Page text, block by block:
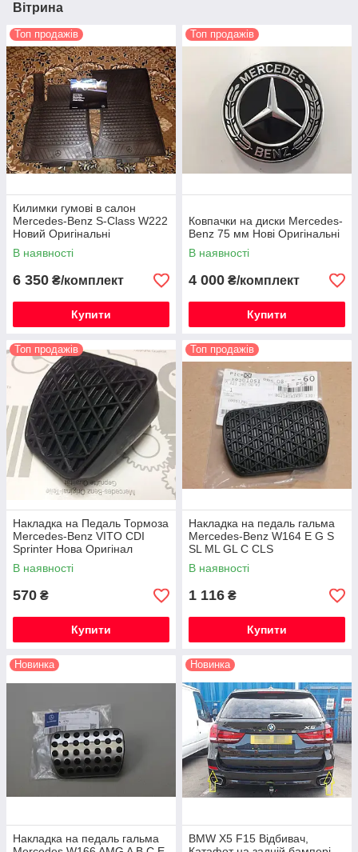
Вітрина
Топ продажів
Килимки гумові в салон
Mercedes-Benz S-Class W222
Новий Оригінальні
В наявності
6 350 ₴/комплект
Купити
Топ продажів
Ковпачки на диски Mercedes-
Benz 75 мм Нові Оригінальні
В наявності
4 000 ₴/комплект
Купити
Топ продажів
Накладка на Педаль Тормоза
Mercedes-Benz VITO CDI
Sprinter Нова Оригінал
В наявності
570 ₴
Купити
Топ продажів
Накладка на педаль гальма
Mercedes-Benz W164 E G S
SL ML GL C CLS
В наявності
1 116 ₴
Купити
Новинка
Накладка на педаль гальма
Новинка
BMW X5 F15 Відбивач,